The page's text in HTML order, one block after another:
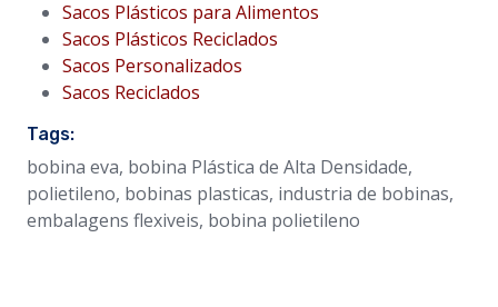
Sacos Plásticos para Alimentos
Sacos Plásticos Reciclados
Sacos Personalizados
Sacos Reciclados
Tags:
bobina eva, bobina Plástica de Alta Densidade,
polietileno, bobinas plasticas, industria de bobinas,
embalagens flexiveis, bobina polietileno